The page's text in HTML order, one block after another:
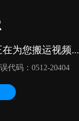
为您搬运视频...
代码：0512-20404